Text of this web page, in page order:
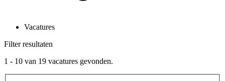
Vacatures
Filter resultaten
1 - 10 van 19 vacatures gevonden.